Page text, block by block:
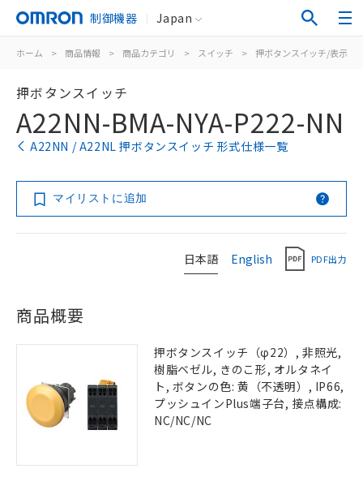
制御機器 Japan
ホーム > 商品情報 > 商品カテゴリ > スイッチ > 押ボタンスイッチ/表示灯
押ボタンスイッチ
A22NN-BMA-NYA-P222-NN
A22NN / A22NL 押ボタンスイッチ 形式仕様一覧
マイリストに追加
日本語 English PDF出力
商品概要
押ボタンスイッチ（φ22）, 非照光,
樹脂ベゼル, きのこ形, オルタネイ
ト, ボタンの色: 黄（不透明）, IP66,
プッシュインPlus端子台, 接点構成:
NC/NC/NC